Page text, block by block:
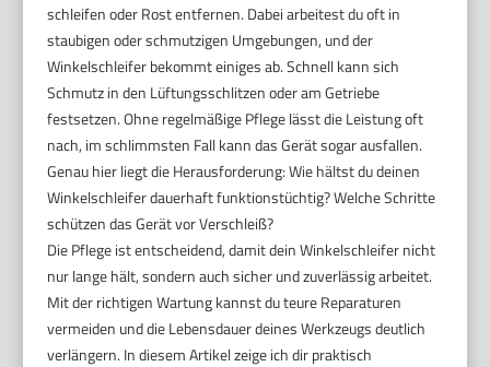
schleifen oder Rost entfernen. Dabei arbeitest du oft in
staubigen oder schmutzigen Umgebungen, und der
Winkelschleifer bekommt einiges ab. Schnell kann sich
Schmutz in den Lüftungsschlitzen oder am Getriebe
festsetzen. Ohne regelmäßige Pflege lässt die Leistung oft
nach, im schlimmsten Fall kann das Gerät sogar ausfallen.
Genau hier liegt die Herausforderung: Wie hältst du deinen
Winkelschleifer dauerhaft funktionstüchtig? Welche Schritte
schützen das Gerät vor Verschleiß?
Die Pflege ist entscheidend, damit dein Winkelschleifer nicht
nur lange hält, sondern auch sicher und zuverlässig arbeitet.
Mit der richtigen Wartung kannst du teure Reparaturen
vermeiden und die Lebensdauer deines Werkzeugs deutlich
verlängern. In diesem Artikel zeige ich dir praktisch